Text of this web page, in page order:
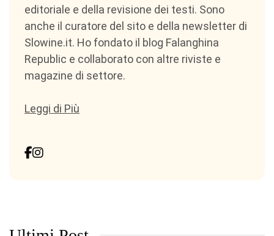
editoriale e della revisione dei testi. Sono
anche il curatore del sito e della newsletter di
Slowine.it. Ho fondato il blog Falanghina
Republic e collaborato con altre riviste e
magazine di settore.
Leggi di Più